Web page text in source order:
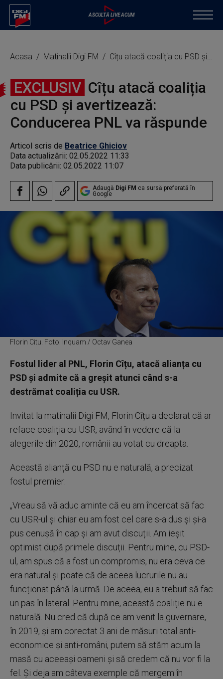
Acasa Matinalii Digi FM Cîțu atacă coaliția cu PSD și avertizează: Conducerea PNL va răspunde
EXCLUSIV Cîțu atacă coaliția
cu PSD și avertizează:
Conducerea PNL va răspunde
Articol scris de Beatrice Ghiciov
Data actualizării: 02.05.2022 11:33
Data publicării: 02.05.2022 11:07
Adaugă Digi FM ca sursă preferată în
Google
Florin Citu. Foto: Inquam / Octav Ganea
Fostul lider al PNL, Florin Cîțu, atacă alianța cu
PSD și admite că a greșit atunci când s-a
destrămat coaliția cu USR.
Invitat la matinalii Digi FM, Florin Cîțu a declarat că ar
reface coaliția cu USR, având în vedere că la
alegerile din 2020, românii au votat cu dreapta.
Această alianță cu PSD nu e naturală, a precizat
fostul premier:
„Vreau să vă aduc aminte că eu am încercat să fac
cu USR-ul și chiar eu am fost cel care s-a dus și și-a
pus cenușă în cap și am avut discuții. Am ieșit
optimist după primele discuții. Pentru mine, cu PSD-
ul, am spus că a fost un compromis, nu era ceva ce
era natural și poate că de aceea lucrurile nu au
funcționat până la urmă. De aceea, eu a trebuit să fac
un pas în lateral. Pentru mine, această coaliție nu e
naturală. Nu cred că după ce am venit la guvernare,
în 2019, și am corectat 3 ani de măsuri total anti-
economice și anti-români, putem să stăm acum la
masă cu aceeași oameni și să credem că nu vor fi la
fel. Și deja am câteva exemple că mergem în